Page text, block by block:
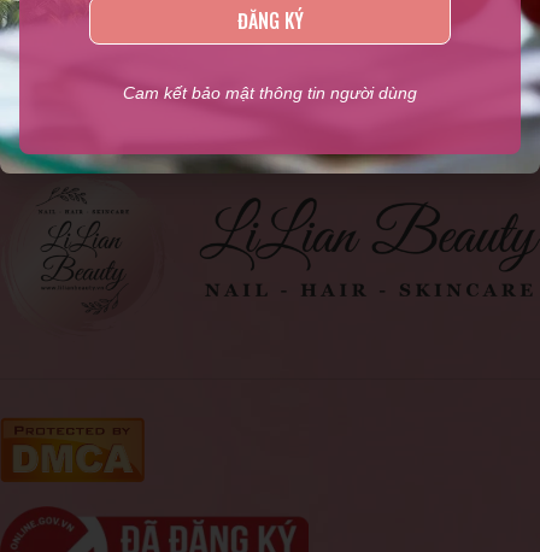
như:
Sơn móng tay, Sơn dưỡng móng, Sơn Gel lạnh, Phụ liệu
ngành Nail, Sản phẩm kềm Nghĩa chính hãng, Phụ liệu ngành
tóc, Mỹ phẩm
ĐĂNG KÝ
Cam kết bảo mật thông tin người dùng